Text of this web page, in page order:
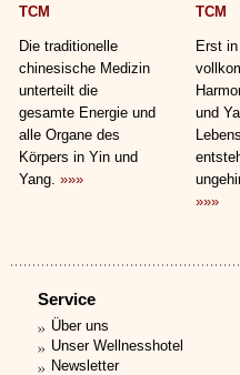
TCM
Die traditionelle
chinesische Medizin
unterteilt die
gesamte Energie und
alle Organe des
Körpers in Yin und
Yang. »»»
TCM
Erst
und
»»»
Service
Über uns
Unser Wellnesshotel
Newsletter